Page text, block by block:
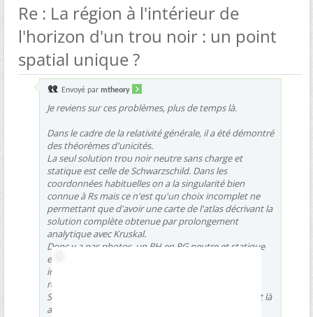
Re : La région à l'intérieur de
l'horizon d'un trou noir : un point
spatial unique ?
Envoyé par mtheory
Je reviens sur ces problèmes, plus de temps là.
Dans le cadre de la relativité générale, il a été démontré
des théorèmes d'unicités.
La seul solution trou noir neutre sans charge et
statique est celle de Schwarzschild. Dans les
coordonnées habituelles on a la singularité bien
connue à Rs mais ce n'est qu'un choix incomplet ne
permettant que d'avoir une carte de l'atlas décrivant la
solution complète obtenue par prolongement
analytique avec Kruskal.
Donc y a pas photos, un BH en RG neutre et statique
est automatiquement décrit par Sc et son volume
interne n'est pas nul et ne peut en aucun cas être
réduit à un pont.
Si je met du moment cinétique on tombe sur Kerr et là
aussi il y a un théorème d'unicité.